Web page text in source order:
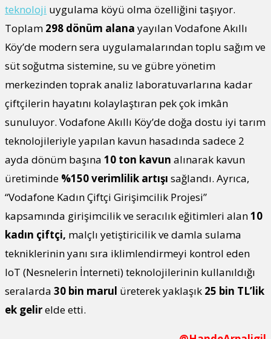
teknoloji uygulama köyü olma özelliğini taşıyor.
Toplam 298 dönüm alana yayılan Vodafone Akıllı
Köy’de modern sera uygulamalarından toplu sağım ve
süt soğutma sistemine, su ve gübre yönetim
merkezinden toprak analiz laboratuvarlarına kadar
çiftçilerin hayatını kolaylaştıran pek çok imkân
sunuluyor. Vodafone Akıllı Köy’de doğa dostu iyi tarım
teknolojileriyle yapılan kavun hasadında sadece 2
ayda dönüm başına 10 ton kavun alınarak kavun
üretiminde %150 verimlilik artışı sağlandı. Ayrıca,
“Vodafone Kadın Çiftçi Girişimcilik Projesi”
kapsamında girişimcilik ve seracılık eğitimleri alan10
kadın çiftçi, malçlı yetiştiricilik ve damla sulama
tekniklerinin yanı sıra iklimlendirmeyi kontrol eden
IoT (Nesnelerin İnterneti) teknolojilerinin kullanıldığı
seralarda 30 bin marul üreterek yaklaşık 25 bin TL’lik
ek gelirelde etti.